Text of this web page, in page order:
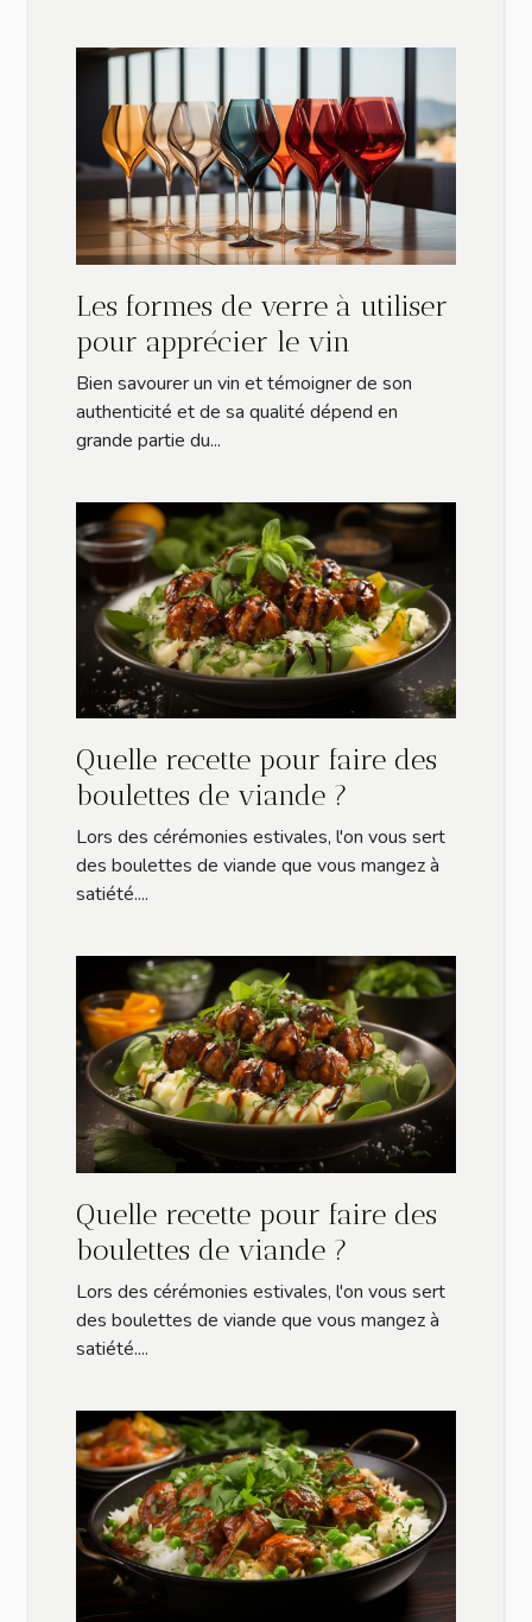
Les formes de verre à utiliser
pour apprécier le vin
Bien savourer un vin et témoigner de son
authenticité et de sa qualité dépend en
grande partie du...
Quelle recette pour faire des
boulettes de viande ?
Lors des cérémonies estivales, l'on vous sert
des boulettes de viande que vous mangez à
satiété....
Quelle recette pour faire des
boulettes de viande ?
Lors des cérémonies estivales, l'on vous sert
des boulettes de viande que vous mangez à
satiété....